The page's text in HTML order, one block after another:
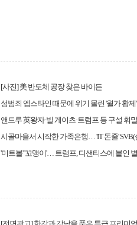
[사진] 美 반도체 공장 찾은 바이든
성범죄 엡스타인 때문에 위기 몰린 '월가 황제'
앤드루 英왕자·빌 게이츠·트럼프 등 구설 휘
시골마을서 시작한 가족은행… 'IT 돈줄'
'미트볼' '꼬맹이'… 트럼프, 디샌티스에 붙인